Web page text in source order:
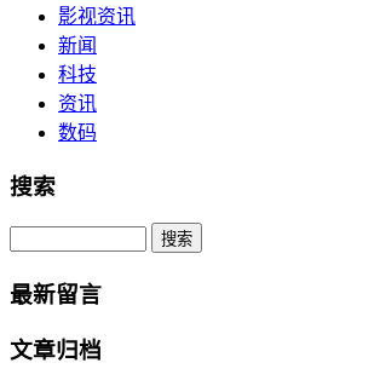
影视资讯
新闻
科技
资讯
数码
搜索
Search
最新留言
文章归档